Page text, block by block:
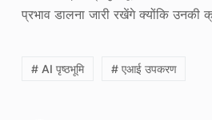
प्रभाव डालना जारी रखेंगे क्योंकि उनकी
# AI पृष्ठभूमि # एआई उपकरण